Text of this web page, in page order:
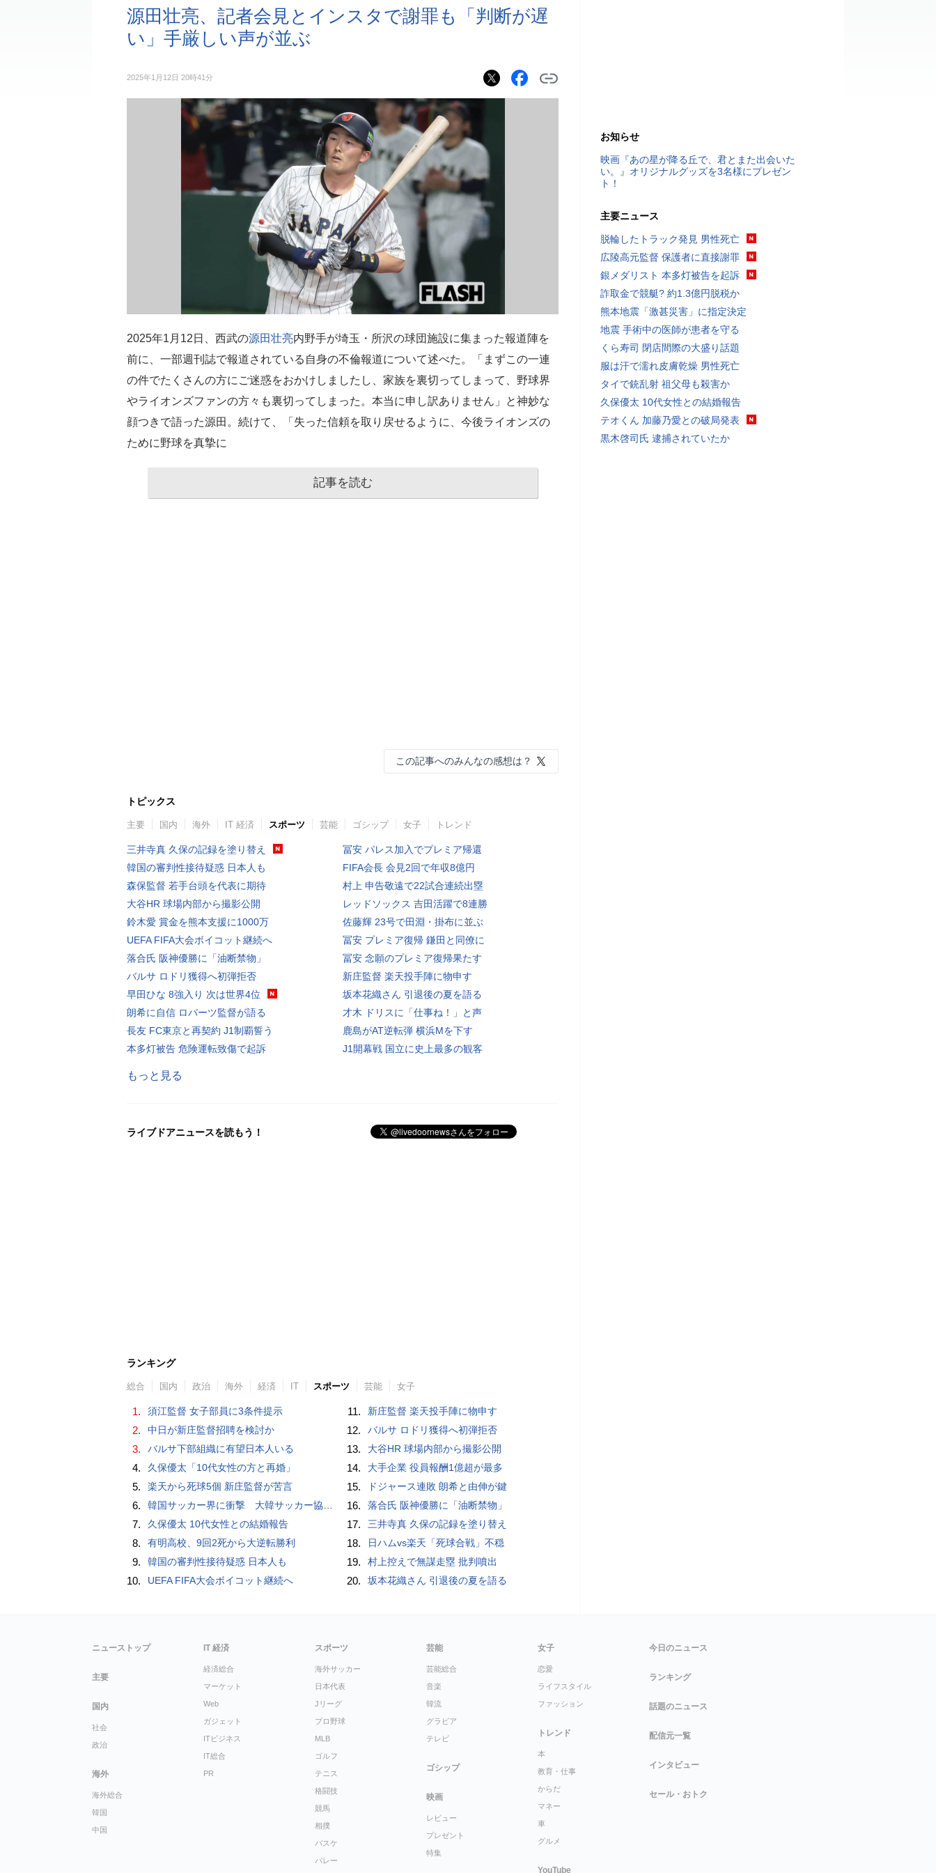
源田壮亮、記者会見とインスタで謝罪も「判断が遅
い」手厳しい声が並ぶ
2025年1月12日 20時41分
2025年1月12日、西武の源田壮亮内野手が埼玉・所沢の球団施設に集まった報道陣を
前に、一部週刊誌で報道されている自身の不倫報道について述べた。「まずこの一連
の件でたくさんの方にご迷惑をおかけしましたし、家族を裏切ってしまって、野球界
やライオンズファンの方々も裏切ってしまった。本当に申し訳ありません」と神妙な
顔つきで語った源田。続けて、「失った信頼を取り戻せるように、今後ライオンズの
ために野球を真摯に
記事を読む
この記事へのみんなの感想は？
トピックス
主要 国内 海外 IT 経済 スポーツ 芸能 ゴシップ 女子 トレンド
三井寺真 久保の記録を塗り替え
韓国の審判性接待疑惑 日本人も
森保監督 若手台頭を代表に期待
大谷HR 球場内部から撮影公開
鈴木愛 賞金を熊本支援に1000万
UEFA FIFA大会ボイコット継続へ
落合氏 阪神優勝に「油断禁物」
バルサ ロドリ獲得へ初弾拒否
早田ひな 8強入り 次は世界4位
朗希に自信 ロバーツ監督が語る
長友 FC東京と再契約 J1制覇誓う
本多灯被告 危険運転致傷で起訴
冨安 パレス加入でプレミア帰還
FIFA会長 会見2回で年収8億円
村上 申告敬遠で22試合連続出塁
レッドソックス 吉田活躍で8連勝
佐藤輝 23号で田淵・掛布に並ぶ
冨安 プレミア復帰 鎌田と同僚に
冨安 念願のプレミア復帰果たす
新庄監督 楽天投手陣に物申す
坂本花織さん 引退後の夏を語る
才木 ドリスに「仕事ね！」と声
鹿島がAT逆転弾 横浜Mを下す
J1開幕戦 国立に史上最多の観客
もっと見る
ライブドアニュースを読もう！
ランキング
総合 国内 政治 海外 経済 IT スポーツ 芸能 女子
1. 須江監督 女子部員に3条件提示
2. 中日が新庄監督招聘を検討か
3. バルサ下部組織に有望日本人いる
4. 久保優太「10代女性の方と再婚」
5. 楽天から死球5個 新庄監督が苦言
6. 韓国サッカー界に衝撃 大韓サッカー協会に外国人審判への“性的接待”疑惑 韓国メディアが報道
7. 久保優太 10代女性との結婚報告
8. 有明高校、9回2死から大逆転勝利
9. 韓国の審判性接待疑惑 日本人も
10. UEFA FIFA大会ボイコット継続へ
11. 新庄監督 楽天投手陣に物申す
12. バルサ ロドリ獲得へ初弾拒否
13. 大谷HR 球場内部から撮影公開
14. 大手企業 役員報酬1億超が最多
15. ドジャース連敗 朗希と由伸が鍵
16. 落合氏 阪神優勝に「油断禁物」
17. 三井寺真 久保の記録を塗り替え
18. 日ハムvs楽天「死球合戦」不穏
19. 村上控えで無謀走塁 批判噴出
20. 坂本花織さん 引退後の夏を語る
お知らせ
映画『あの星が降る丘で、君とまた出会いた
い。』オリジナルグッズを3名様にプレゼン
ト！
主要ニュース
脱輪したトラック発見 男性死亡
広陵高元監督 保護者に直接謝罪
銀メダリスト 本多灯被告を起訴
詐取金で競艇? 約1.3億円脱税か
熊本地震「激甚災害」に指定決定
地震 手術中の医師が患者を守る
くら寿司 閉店間際の大盛り話題
服は汗で濡れ皮膚乾燥 男性死亡
タイで銃乱射 祖父母も殺害か
久保優太 10代女性との結婚報告
テオくん 加藤乃愛との破局発表
黒木啓司氏 逮捕されていたか
ニューストップ
主要
国内
社会
政治
海外
海外総合
韓国
中国
IT 経済
経済総合
マーケット
Web
ガジェット
ITビジネス
IT総合
PR
スポーツ
海外サッカー
日本代表
Jリーグ
プロ野球
MLB
ゴルフ
テニス
格闘技
競馬
相撲
バスケ
バレー
芸能
芸能総合
音楽
韓流
グラビア
テレビ
ゴシップ
映画
レビュー
プレゼント
特集
女子
恋愛
ライフスタイル
ファッション
トレンド
本
教育・仕事
からだ
マネー
車
グルメ
YouTube
今日のニュース
ランキング
話題のニュース
配信元一覧
インタビュー
セール・おトク